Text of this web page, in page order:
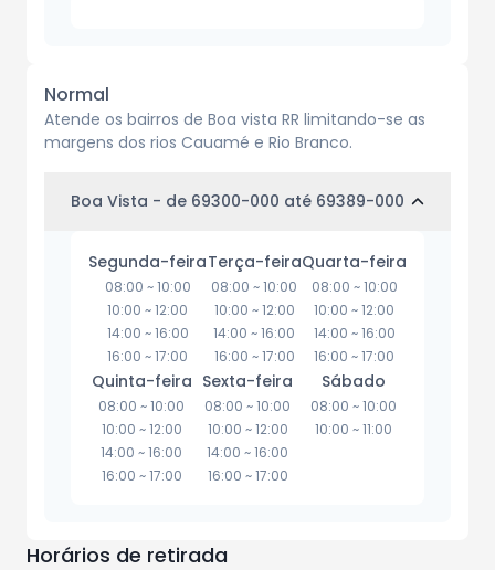
Normal
Atende os bairros de Boa vista RR limitando-se as
margens dos rios Cauamé e Rio Branco.
Boa Vista - de 69300-000 até 69389-000
Segunda-feira
08:00 ~10:00
10:00 ~12:00
14:00 ~16:00
16:00 ~17:00
Terça-feira
08:00 ~10:00
10:00 ~12:00
14:00 ~16:00
16:00 ~17:00
Quarta-feira
08:00 ~10:00
10:00 ~12:00
14:00 ~16:00
16:00 ~17:00
Quinta-feira
08:00 ~10:00
10:00 ~12:00
14:00 ~16:00
16:00 ~17:00
Sexta-feira
08:00 ~10:00
10:00 ~12:00
14:00 ~16:00
16:00 ~17:00
Sábado
08:00 ~10:00
10:00 ~11:00
Horários de retirada